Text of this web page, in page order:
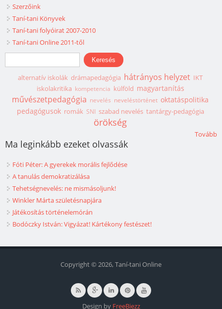
Szerzőink
Taní-tani Könyvek
Taní-tani folyóirat 2007-2010
Taní-tani Online 2011-től
Keresés űrlap
Keresés
alternatív iskolák drámapedagógia hátrányos helyzet IKT
iskolakritika kompetencia külföld magyartanítás
művészetpedagógia nevelés neveléstörténet oktatáspolitika
pedagógusok romák SNI szabad nevelés tantárgy-pedagógia
örökség
Tovább
Ma leginkább ezeket olvassák
Fóti Péter: A gyerekek morális fejlődése
A tanulás demokratizálása
Tehetségnevelés: ne mismásoljunk!
Winkler Márta születésnapjára
Játékosítás történelemórán
Bodóczky István: Vigyázat! Kártékony festészet!
Copyright © 2026, Taní-tani Online
Design by FreeBiezz